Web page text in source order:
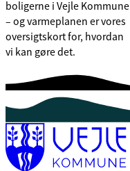
boligerne i Vejle Kommune
– og varmeplanen er vores
oversigtskort for, hvordan
vi kan gøre det.